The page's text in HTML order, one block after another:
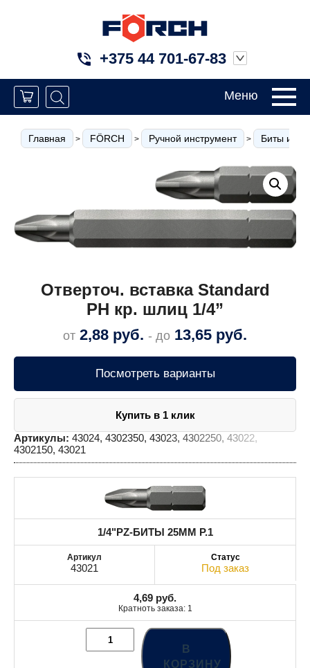
+375 44 701-67-83
Меню
Главная > FÖRCH > Ручной инструмент > Биты и
Отверточ. вставка Standard
РН кр. шлиц 1/4”
от 2,88 руб. - до 13,65 руб.
Посмотреть варианты
Купить в 1 клик
Артикулы: 43024, 4302350, 43023, 4302250, 43022,
4302150, 43021
1/4"PZ-БИТЫ 25MM Р.1
43021 Под заказ
4,69 руб.
Кратноть заказа: 1
В
КОРЗИНУ